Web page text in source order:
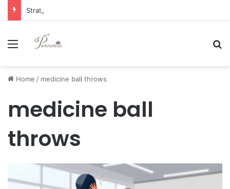
Menu
Home / medicine ball throws
medicine ball
throws